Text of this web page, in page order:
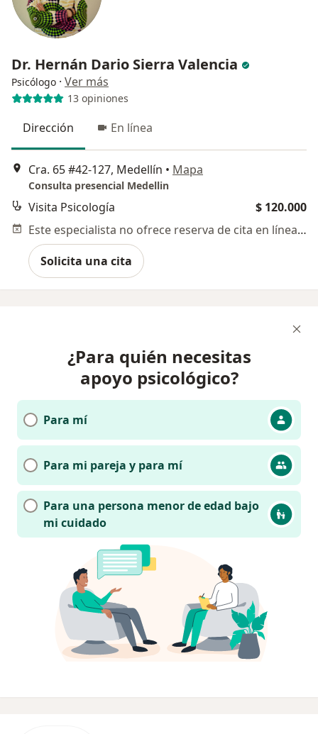
Dr. Hernán Dario Sierra Valencia
Psicólogo · Ver más
13 opiniones
Dirección En línea
Cra. 65 #42-127, Medellín • Mapa
Consulta presencial Medellin
Visita Psicología
$ 120.000
Este especialista no ofrece reserva de cita en línea en esta dirección.
Solicita una cita
¿Para quién necesitas
apoyo psicológico?
Para mí
Para mi pareja y para mí
Para una persona menor de edad bajo
mi cuidado